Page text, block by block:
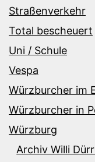
Straßenverkehr
Total bescheuert
Uni / Schule
Vespa
Würzburcher im
Würzburcher in
Würzburg
Archiv Willi